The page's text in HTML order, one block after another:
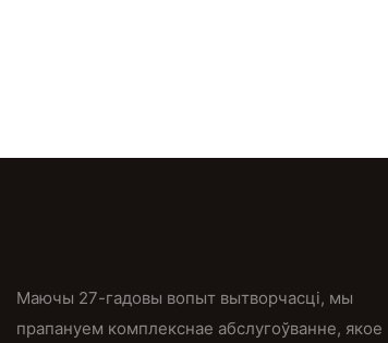
Маючы 27-гадовы вопыт вытворчасці, мы
прапануем комплекснае абслугоўванне, якое